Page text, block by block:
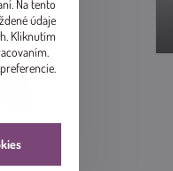
Na tento
údaje
Kliknutím